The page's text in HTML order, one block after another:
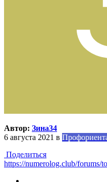
Автор: Зина34
6 августа 2021 в
Поделиться
https://numerolog.club/forums/